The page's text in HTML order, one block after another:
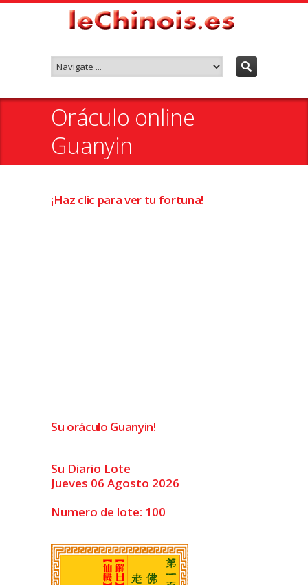
Oráculo online
Guanyin
¡Haz clic para ver tu fortuna!
Su oráculo Guanyin!
Su Diario Lote
Jueves 06 Agosto 2026
Numero de lote: 100